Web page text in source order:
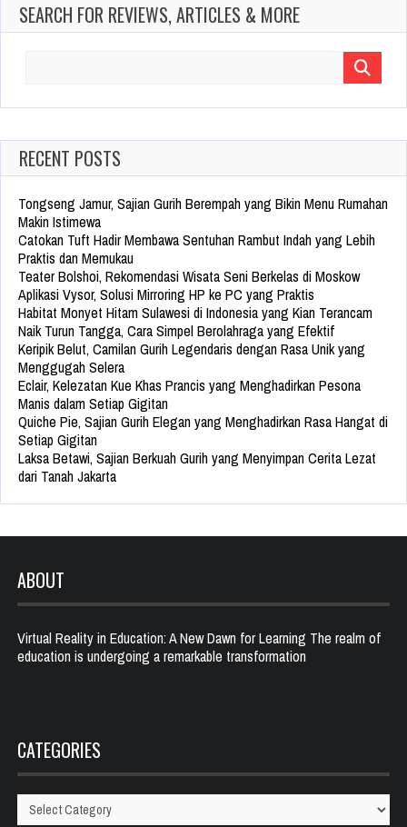
SEARCH FOR REVIEWS, ARTICLES & MORE
RECENT POSTS
Tongseng Jamur, Sajian Gurih Berempah yang Bikin Menu Rumahan
Makin Istimewa
Catokan Tuft Hadir Membawa Sentuhan Rambut Indah yang Lebih
Praktis dan Memukau
Teater Bolshoi, Rekomendasi Wisata Seni Berkelas di Moskow
Aplikasi Vysor, Solusi Mirroring HP ke PC yang Praktis
Habitat Monyet Hitam Sulawesi di Indonesia yang Kian Terancam
Naik Turun Tangga, Cara Simpel Berolahraga yang Efektif
Keripik Belut, Camilan Gurih Legendaris dengan Rasa Unik yang
Menggugah Selera
Eclair, Kelezatan Kue Khas Prancis yang Menghadirkan Pesona
Manis dalam Setiap Gigitan
Quiche Pie, Sajian Gurih Elegan yang Menghadirkan Rasa Hangat di
Setiap Gigitan
Laksa Betawi, Sajian Berkuah Gurih yang Menyimpan Cerita Lezat
dari Tanah Jakarta
ABOUT
Virtual Reality in Education: A New Dawn for Learning The realm of
education is undergoing a remarkable transformation
CATEGORIES
Categories